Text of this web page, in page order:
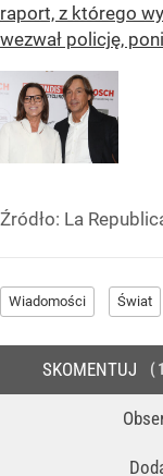
raport, z którego
wezwał policję,
Źródło: La
Wiadomości Świat
SKOMENTUJ 1